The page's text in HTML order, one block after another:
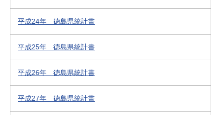
平成24年 徳島県統計書
平成25年 徳島県統計書
平成26年 徳島県統計書
平成27年 徳島県統計書